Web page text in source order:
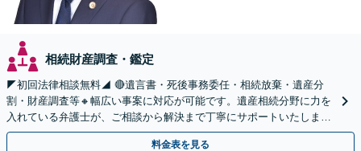
相続財産調査・鑑定
◤初回法律相談無料◢ 🔴遺言書・死後事務委任・相続放棄・遺産分
割・財産調査等🔸幅広い事案に対応が可能です。遺産相続分野に力を
入れている弁護士が、ご相談から解決まで丁寧にサポートいたしま
す。まずはじっくりとお話ししてください。
料金表を見る